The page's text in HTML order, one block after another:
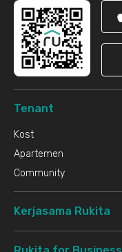
Tenant
Kost
Apartemen
Community
Kerjasama Rukita